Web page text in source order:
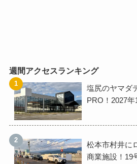
週間アクセスランキング
塩尻のヤマダ
PRO！2027
松本市村井に
商業施設！19